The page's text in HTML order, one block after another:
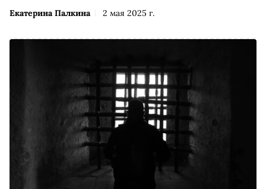
Екатерина Палкина 2 мая 2025 г.